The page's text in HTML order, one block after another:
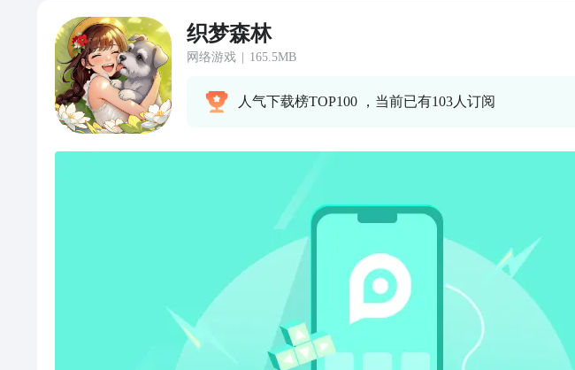
织梦森林
网络游戏 165.5MB
人气下载榜TOP100 ，当前已有103人订阅